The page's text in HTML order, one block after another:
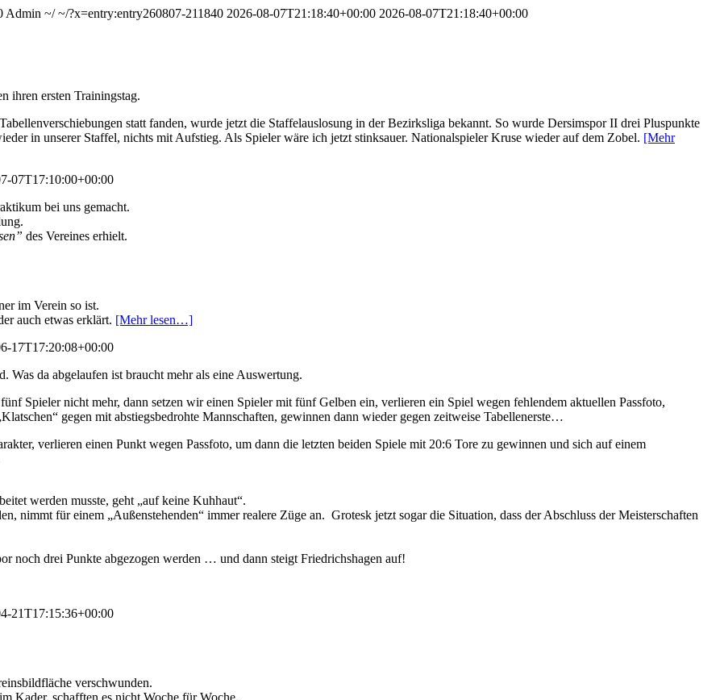
Admin ~/ ~/?x=entry:entry260807-211840 2026-08-07T21:18:40+00:00 2026-08-07T21:18:40+00:00
ihren ersten Trainingstag.
statt fanden, wurde jetzt die Staffelauslosung in der Bezirksliga bekannt. So wurde Dersimspor II drei Pluspunkte
in unserer Staffel, nichts mit Aufstieg. Als Spieler wäre ich jetzt stinksauer. Nationalspieler Kruse wieder auf dem Zobel. [Mehr
07T17:10:00+00:00
bei uns gemacht.
des Vereines erhielt.
im Verein so ist.
auch etwas erklärt. [Mehr lesen…]
17T17:20:08+00:00
da abgelaufen ist braucht mehr als eine Auswertung.
Spieler nicht mehr, dann setzen wir einen Spieler mit fünf Gelben ein, verlieren ein Spiel wegen fehlendem aktuellen Passfoto,
gegen mit abstiegsbedrohte Mannschaften, gewinnen dann wieder gegen zeitweise Tabellenerste…
verlieren einen Punkt wegen Passfoto, um dann die letzten beiden Spiele mit 20:6 Tore zu gewinnen und sich auf einem
werden musste, geht „auf keine Kuhhaut“.
nimmt für einem „Außenstehenden“ immer realere Züge an. Grotesk jetzt sogar die Situation, dass der Abschluss der Meisterschaften
noch drei Punkte abgezogen werden … und dann steigt Friedrichshagen auf!
21T17:15:36+00:00
verschwunden.
Kader, schafften es nicht Woche für Woche,